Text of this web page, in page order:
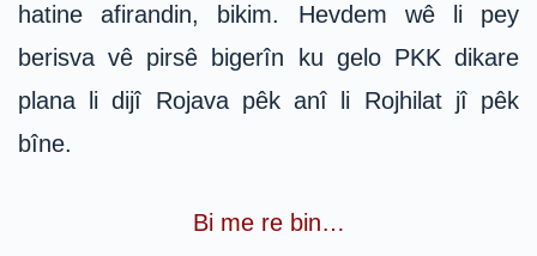
hatine afirandin, bikim. Hevdem wê li pey
berisva vê pirsê bigerîn ku gelo PKK dikare
plana li dijî Rojava pêk anî li Rojhilat jî pêk
bîne.
Bi me re bin…